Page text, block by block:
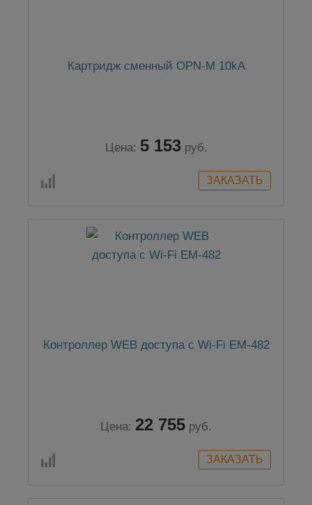
Картридж сменный OPN-M 10kA
Цена: 5 153 руб.
Контроллер WEB доступа с Wi-Fi ЕМ-482
Цена: 22 755 руб.